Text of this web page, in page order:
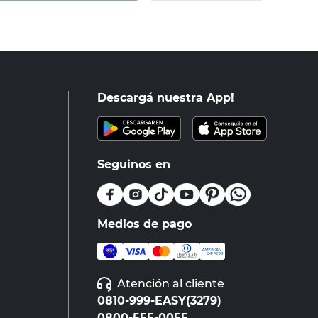
Descargá nuestra App!
Seguinos en
Medios de pago
Atención al cliente
0810-999-EASY(3279)